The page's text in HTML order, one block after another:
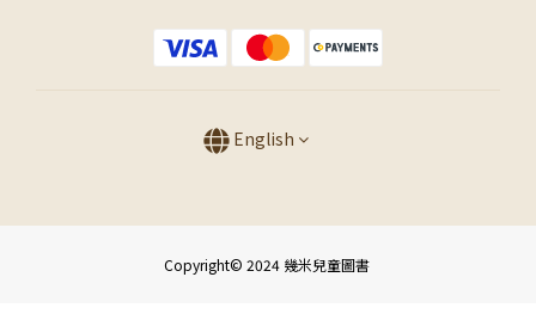
English
Copyright© 2024 幾米兒童圖書